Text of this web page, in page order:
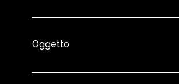
Oggetto